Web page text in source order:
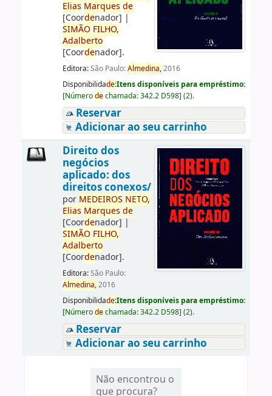
Elias Marques de
[Coordenador] |
SIMÃO FILHO,
Adalberto
[Coordenador].
Editora:São Paulo:Almedina,2016
Disponibilidade:Itens disponíveis para empréstimo:
[Númerodechamada:342.2 D598] (2).
Reservar
Adicionar ao seu carrinho
Direito dos
negócios
aplicado: dos
direitos conexos/
por MEDEIROS NETO,
Elias Marques de
[Coordenador] |
SIMÃO FILHO,
Adalberto
[Coordenador].
Editora:São Paulo:
Almedina,2016
Disponibilidade:Itens disponíveis para empréstimo:
[Númerodechamada:342.2 D598] (2).
Reservar
Adicionar ao seu carrinho
Não encontrou o
que procura?